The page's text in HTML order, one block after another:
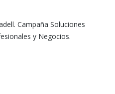
Campaña Soluciones
y Negocios.